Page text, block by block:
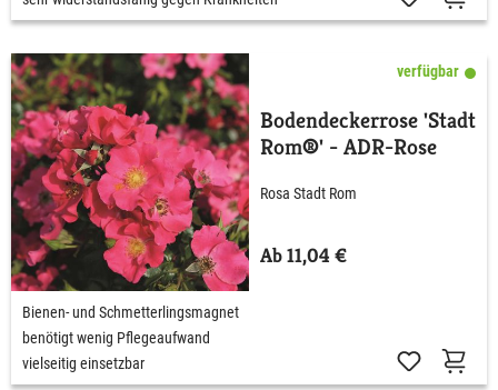
verfügbar
Bodendeckerrose 'Stadt
Rom®' - ADR-Rose
Rosa Stadt Rom
Ab 11,04 €
Bienen- und Schmetterlingsmagnet
benötigt wenig Pflegeaufwand
vielseitig einsetzbar